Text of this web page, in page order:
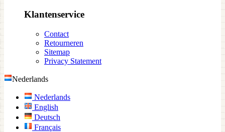
Klantenservice
Contact
Retourneren
Sitemap
Privacy Statement
Nederlands
Nederlands
English
Deutsch
Français